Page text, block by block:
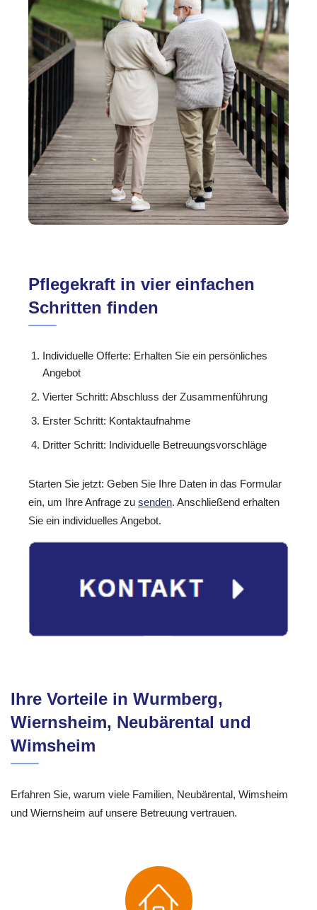
Pflegekraft in vier einfachen
Schritten finden
Individuelle Offerte: Erhalten Sie ein persönliches
Angebot
Vierter Schritt: Abschluss der Zusammenführung
Erster Schritt: Kontaktaufnahme
Dritter Schritt: Individuelle Betreuungsvorschläge
Starten Sie jetzt: Geben Sie Ihre Daten in das Formular
ein, um Ihre Anfrage zu senden. Anschließend erhalten
Sie ein individuelles Angebot.
Ihre Vorteile in Wurmberg,
Wiernsheim, Neubärental und
Wimsheim
Erfahren Sie, warum viele Familien, Neubärental, Wimsheim
und Wiernsheim auf unsere Betreuung vertrauen.